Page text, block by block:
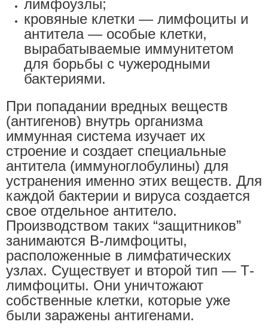
лимфоузлы;
кровяные клетки — лимфоциты и
антитела — особые клетки,
вырабатываемые иммунитетом
для борьбы с чужеродными
бактериями.
При попадании вредных веществ
(антигенов) внутрь организма
иммунная система изучает их
строение и создает специальные
антитела (иммуноглобулины) для
устранения именно этих веществ. Для
каждой бактерии и вируса создается
свое отдельное антитело.
Производством таких “защитников”
занимаются В-лимфоциты,
расположенные в лимфатических
узлах. Существует и второй тип — Т-
лимфоциты. Они уничтожают
собственные клетки, которые уже
были заражены антигенами.